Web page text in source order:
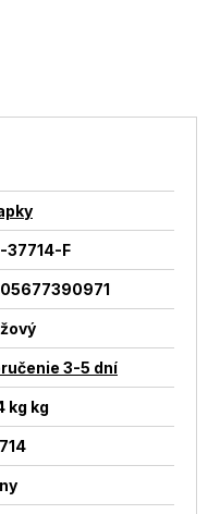
37714-F
3-5 dní
kg kg